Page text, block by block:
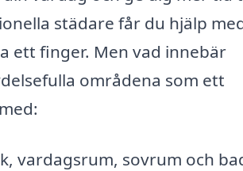
städare får du hjälp
ett finger. Men vad innebär
områdena som ett
vardagsrum, sovrum och